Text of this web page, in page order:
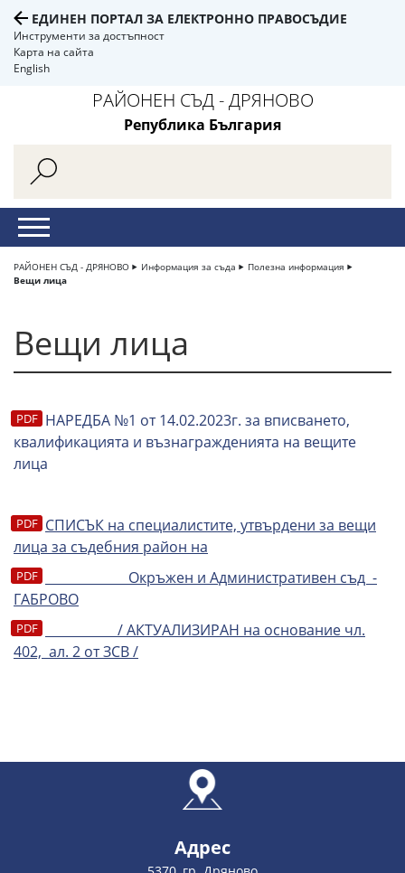
ЕДИНЕН ПОРТАЛ ЗА ЕЛЕКТРОННО ПРАВОСЪДИЕ
Инструменти за достъпност
Карта на сайта
English
РАЙОНЕН СЪД - ДРЯНОВО
Република България
РАЙОНЕН СЪД - ДРЯНОВО Информация за съда
Полезна информация
Вещи лица
Вещи лица
НАРЕДБА №1 от 14.02.2023г. за вписването,
квалификацията и възнагражденията на вещите
лица
СПИСЪК на специалистите, утвърдени за вещи
лица за съдебния район на
Окръжен и Административен съд -
ГАБРОВО
/ АКТУАЛИЗИРАН на основание чл.
402, ал. 2 от ЗСВ /
Адрес